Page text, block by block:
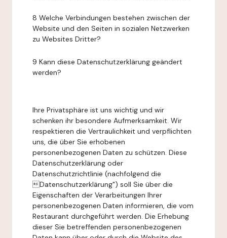
8 Welche Verbindungen bestehen zwischen der
Website und den Seiten in sozialen Netzwerken
zu Websites Dritter?
9 Kann diese Datenschutzerklärung geändert
werden?
Ihre Privatsphäre ist uns wichtig und wir
schenken ihr besondere Aufmerksamkeit. Wir
respektieren die Vertraulichkeit und verpflichten
uns, die über Sie erhobenen
personenbezogenen Daten zu schützen. Diese
Datenschutzerklärung oder
Datenschutzrichtlinie (nachfolgend die
Datenschutzerklärung") soll Sie über die
Eigenschaften der Verarbeitungen Ihrer
personenbezogenen Daten informieren, die vom
Restaurant durchgeführt werden. Die Erhebung
dieser Sie betreffenden personenbezogenen